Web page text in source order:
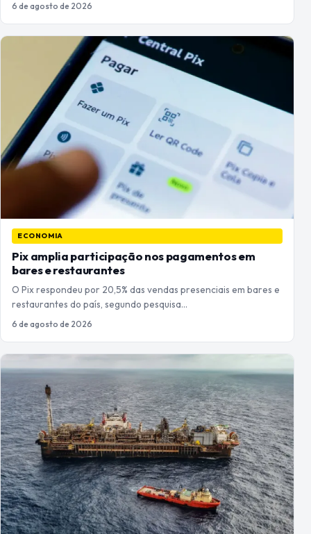
6 de agosto de 2026
ECONOMIA
Pix amplia participação nos pagamentos em
bares e restaurantes
O Pix respondeu por 20,5% das vendas presenciais em bares e
restaurantes do país, segundo pesquisa…
6 de agosto de 2026